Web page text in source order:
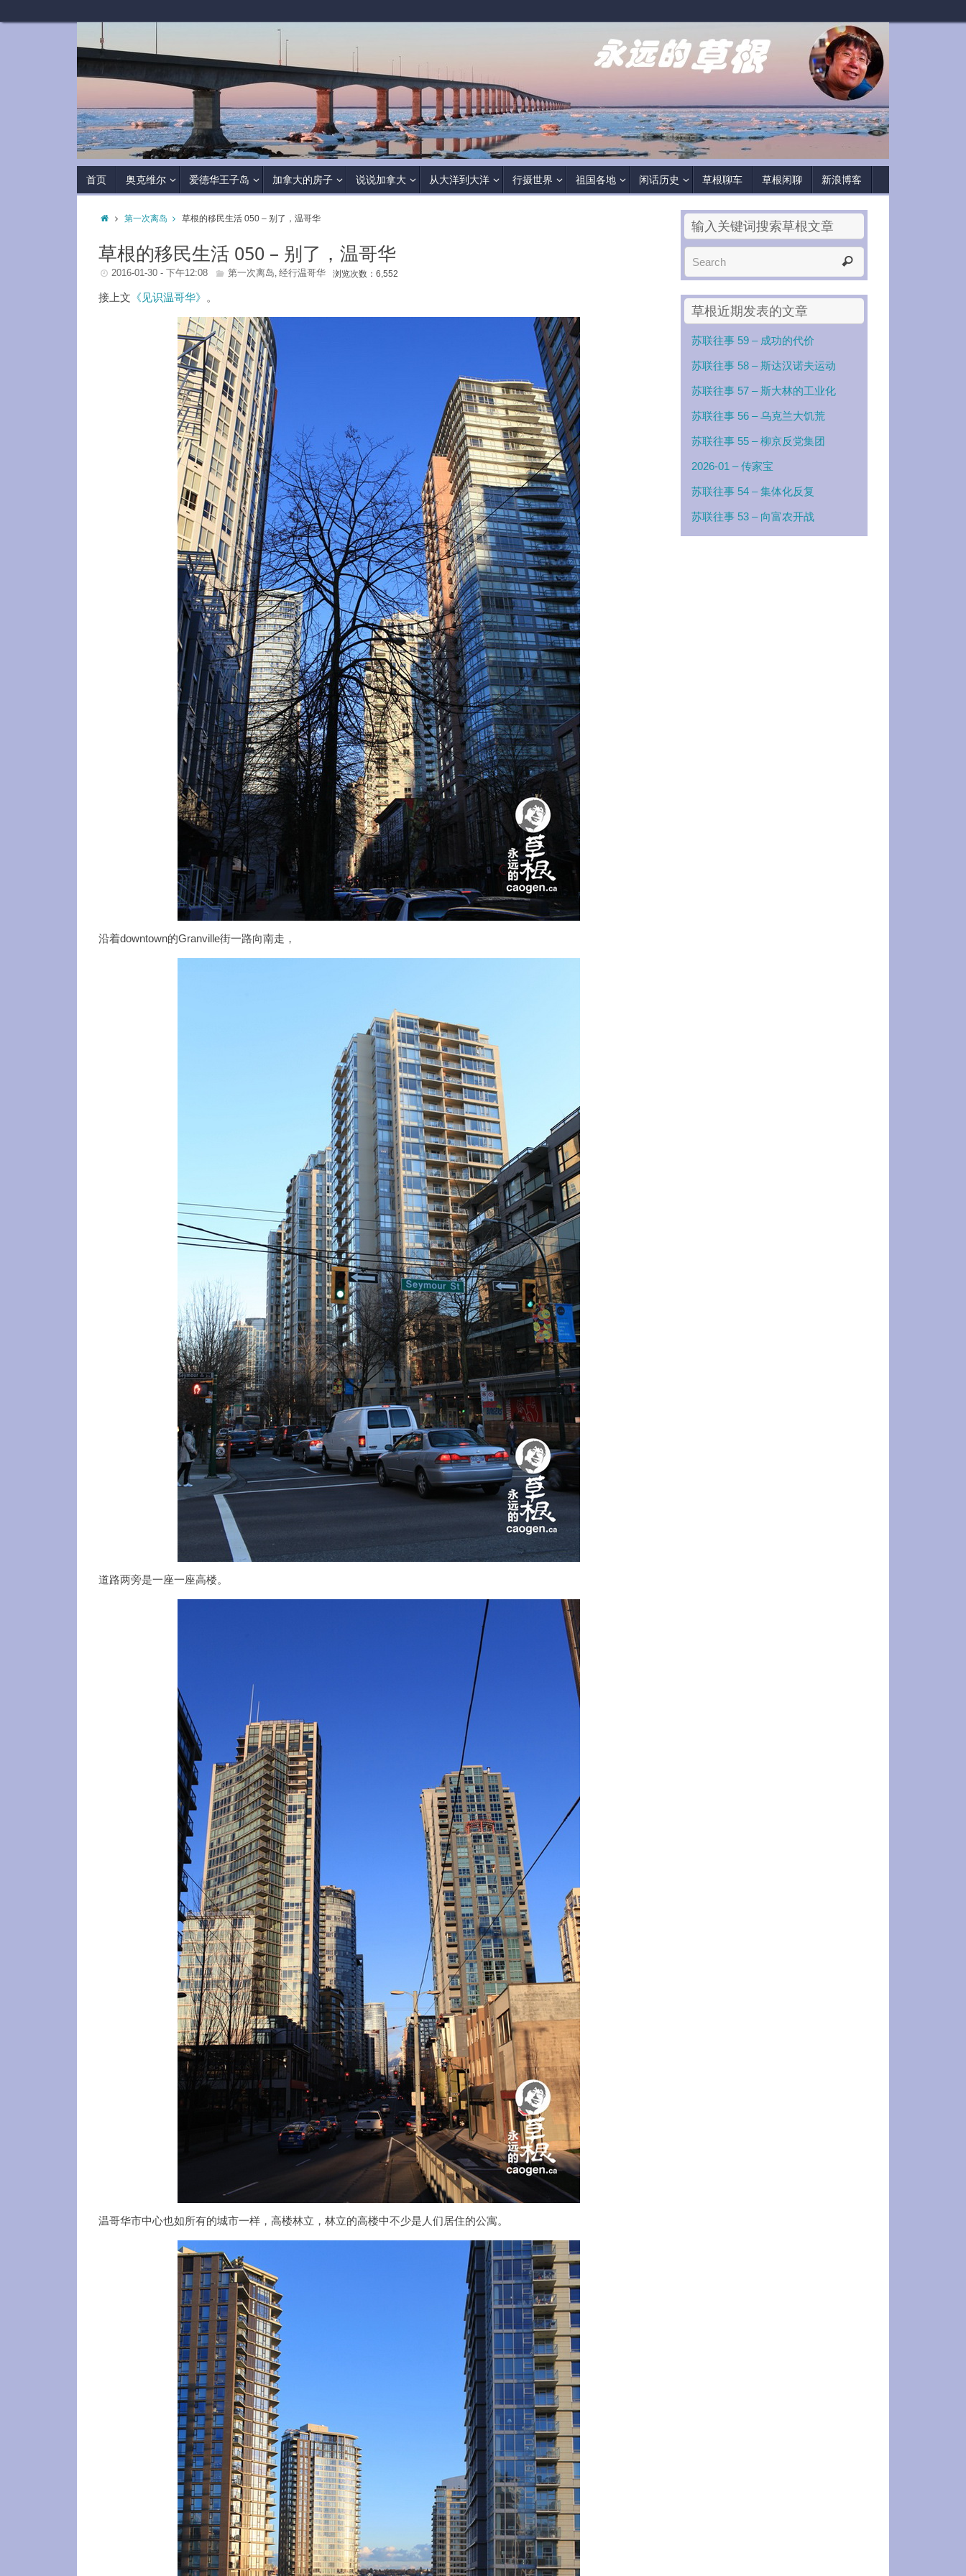
首页 奥克维尔 爱德华王子岛 加拿大的房子 说说加拿大 从大洋到大洋 行摄世界 祖国各地 闲话历史 草根聊车 草根闲聊 新浪博客
第一次离岛 草根的移民生活 050 – 别了，温哥华
草根的移民生活 050 – 别了，温哥华
2016-01-30 - 下午12:08 第一次离岛,经行温哥华 浏览次数：6,552
接上文 《见识温哥华》 。
沿着downtown的Granville街一路向南走，
道路两旁是一座一座高楼。
温哥华市中心也如所有的城市一样，高楼林立，林立的高楼中不少是人们居住的公寓。
输入关键词搜索草根文章
草根近期发表的文章
苏联往事 59 – 成功的代价
苏联往事 58 – 斯达汉诺夫运动
苏联往事 57 – 斯大林的工业化
苏联往事 56 – 乌克兰大饥荒
苏联往事 55 – 柳京反党集团
2026-01 – 传家宝
苏联往事 54 – 集体化反复
苏联往事 53 – 向富农开战